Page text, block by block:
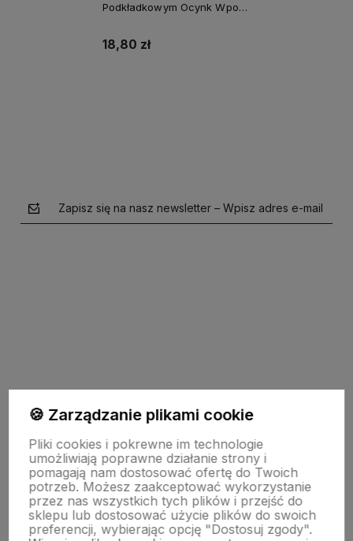
Podkładkowym Ocynk Wpo-
18,80 zł
Zapisz się na nasz newsletter – Wpisz adres e-mail
Moje konto
Informacje
🍪 Zarządzanie plikami cookie
Pliki cookies i pokrewne im technologie
umożliwiają poprawne działanie strony i
pomagają nam dostosować ofertę do Twoich
potrzeb. Możesz zaakceptować wykorzystanie
przez nas wszystkich tych plików i przejść do
sklepu lub dostosować użycie plików do swoich
preferencji, wybierając opcję "Dostosuj zgody".